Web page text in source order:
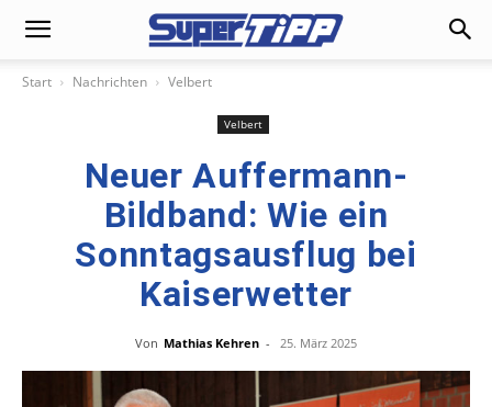
Start Nachrichten Velbert
Velbert
Neuer Auffermann-
Bildband: Wie ein
Sonntagsausflug bei
Kaiserwetter
Von Mathias Kehren - 25. März 2025